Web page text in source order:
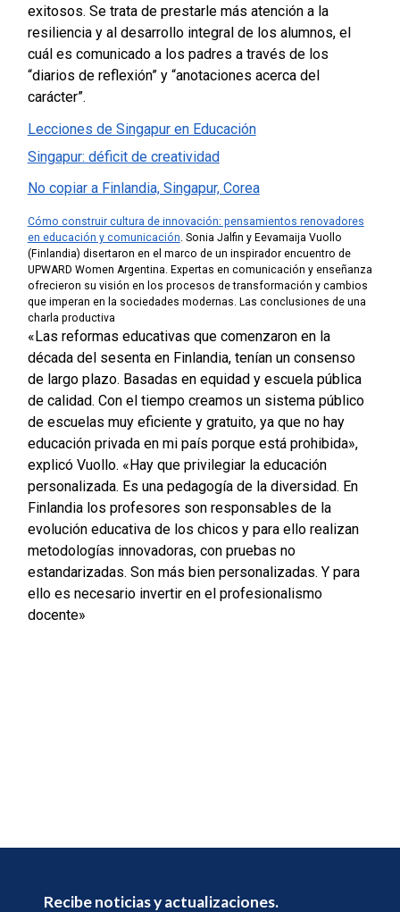
exitosos. Se trata de prestarle más atención a la
resiliencia y al desarrollo integral de los alumnos, el
cuál es comunicado a los padres a través de los
“diarios de reflexión” y “anotaciones acerca del
carácter”.
Lecciones de Singapur en Educación
Singapur: déficit de creatividad
No copiar a Finlandia, Singapur, Corea
Cómo construir cultura de innovación: pensamientos renovadores
en educación y comunicación. Sonia Jalfin y Eevamaija Vuollo
(Finlandia) disertaron en el marco de un inspirador encuentro de
UPWARD Women Argentina. Expertas en comunicación y enseñanza
ofrecieron su visión en los procesos de transformación y cambios
que imperan en la sociedades modernas. Las conclusiones de una
charla productiva
«Las reformas educativas que comenzaron en la
década del sesenta en Finlandia, tenían un consenso
de largo plazo. Basadas en equidad y escuela pública
de calidad. Con el tiempo creamos un sistema público
de escuelas muy eficiente y gratuito, ya que no hay
educación privada en mi país porque está prohibida»,
explicó Vuollo. «Hay que privilegiar la educación
personalizada. Es una pedagogía de la diversidad. En
Finlandia los profesores son responsables de la
evolución educativa de los chicos y para ello realizan
metodologías innovadoras, con pruebas no
estandarizadas. Son más bien personalizadas. Y para
ello es necesario invertir en el profesionalismo
docente»
Recibe noticias y actualizaciones.